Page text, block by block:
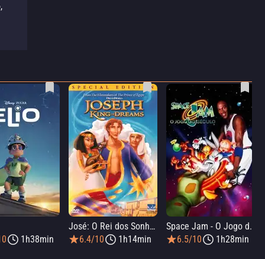
1h38min
José: O Rei dos Sonhos
6.4/10
1h14min
Space Jam - O Jogo do Século
6.5/10
1h28min